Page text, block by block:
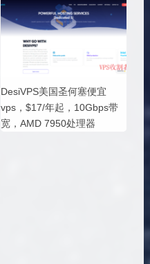
DesiVPS美国圣何塞便宜
vps，$17/年起，10Gbps带
宽，AMD 7950处理器